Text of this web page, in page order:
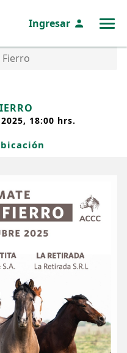
Ingresar
Fierro
18:00 hrs.